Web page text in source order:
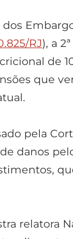
RJ), a
de
que
pela
danos
relatora